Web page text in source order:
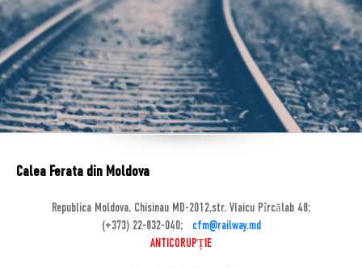
Calea Ferata din Moldova
Republica Moldova, Chisinau MD-2012,str. Vlaicu Pîrcălab 48;
(+373) 22-832-040;
cfm@railway.md
ANTICORUPȚIE